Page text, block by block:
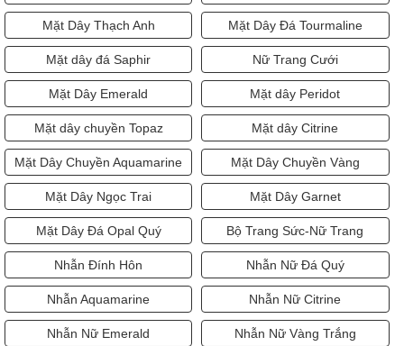
Mặt Dây Thạch Anh Mặt Dây Đá Tourmaline
Mặt dây đá Saphir Nữ Trang Cưới
Mặt Dây Emerald Mặt dây Peridot
Mặt dây chuyền Topaz Mặt dây Citrine
Mặt Dây Chuyền Aquamarine Mặt Dây Chuyền Vàng
Mặt Dây Ngọc Trai Mặt Dây Garnet
Mặt Dây Đá Opal Quý Bộ Trang Sức-Nữ Trang
Nhẫn Đính Hôn Nhẫn Nữ Đá Quý
Nhẫn Aquamarine Nhẫn Nữ Citrine
Nhẫn Nữ Emerald Nhẫn Nữ Vàng Trắng